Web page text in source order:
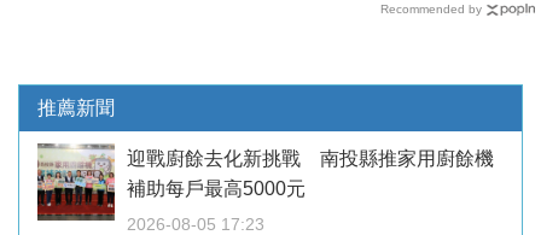
Recommended by
推薦新聞
迎戰廚餘去化新挑戰 南投縣推家用廚餘機
補助每戶最高5000元
2026-08-05 17:23